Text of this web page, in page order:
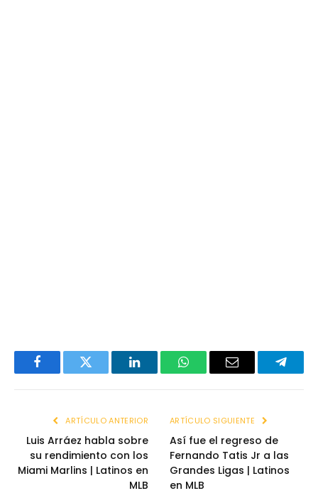
FacebookTwitter LinkedInWhatsAppEmail
ARTÍCULO ANTERIOR
Luis Arráez habla sobre
su rendimiento con los
Miami Marlins | Latinos en
MLB
ARTÍCULO SIGUIENTE
Así fue el regreso de
Fernando Tatis Jr a las
Grandes Ligas | Latinos
en MLB